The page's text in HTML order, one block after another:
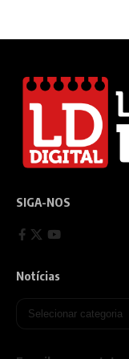
SIGA-NOS
Notícias